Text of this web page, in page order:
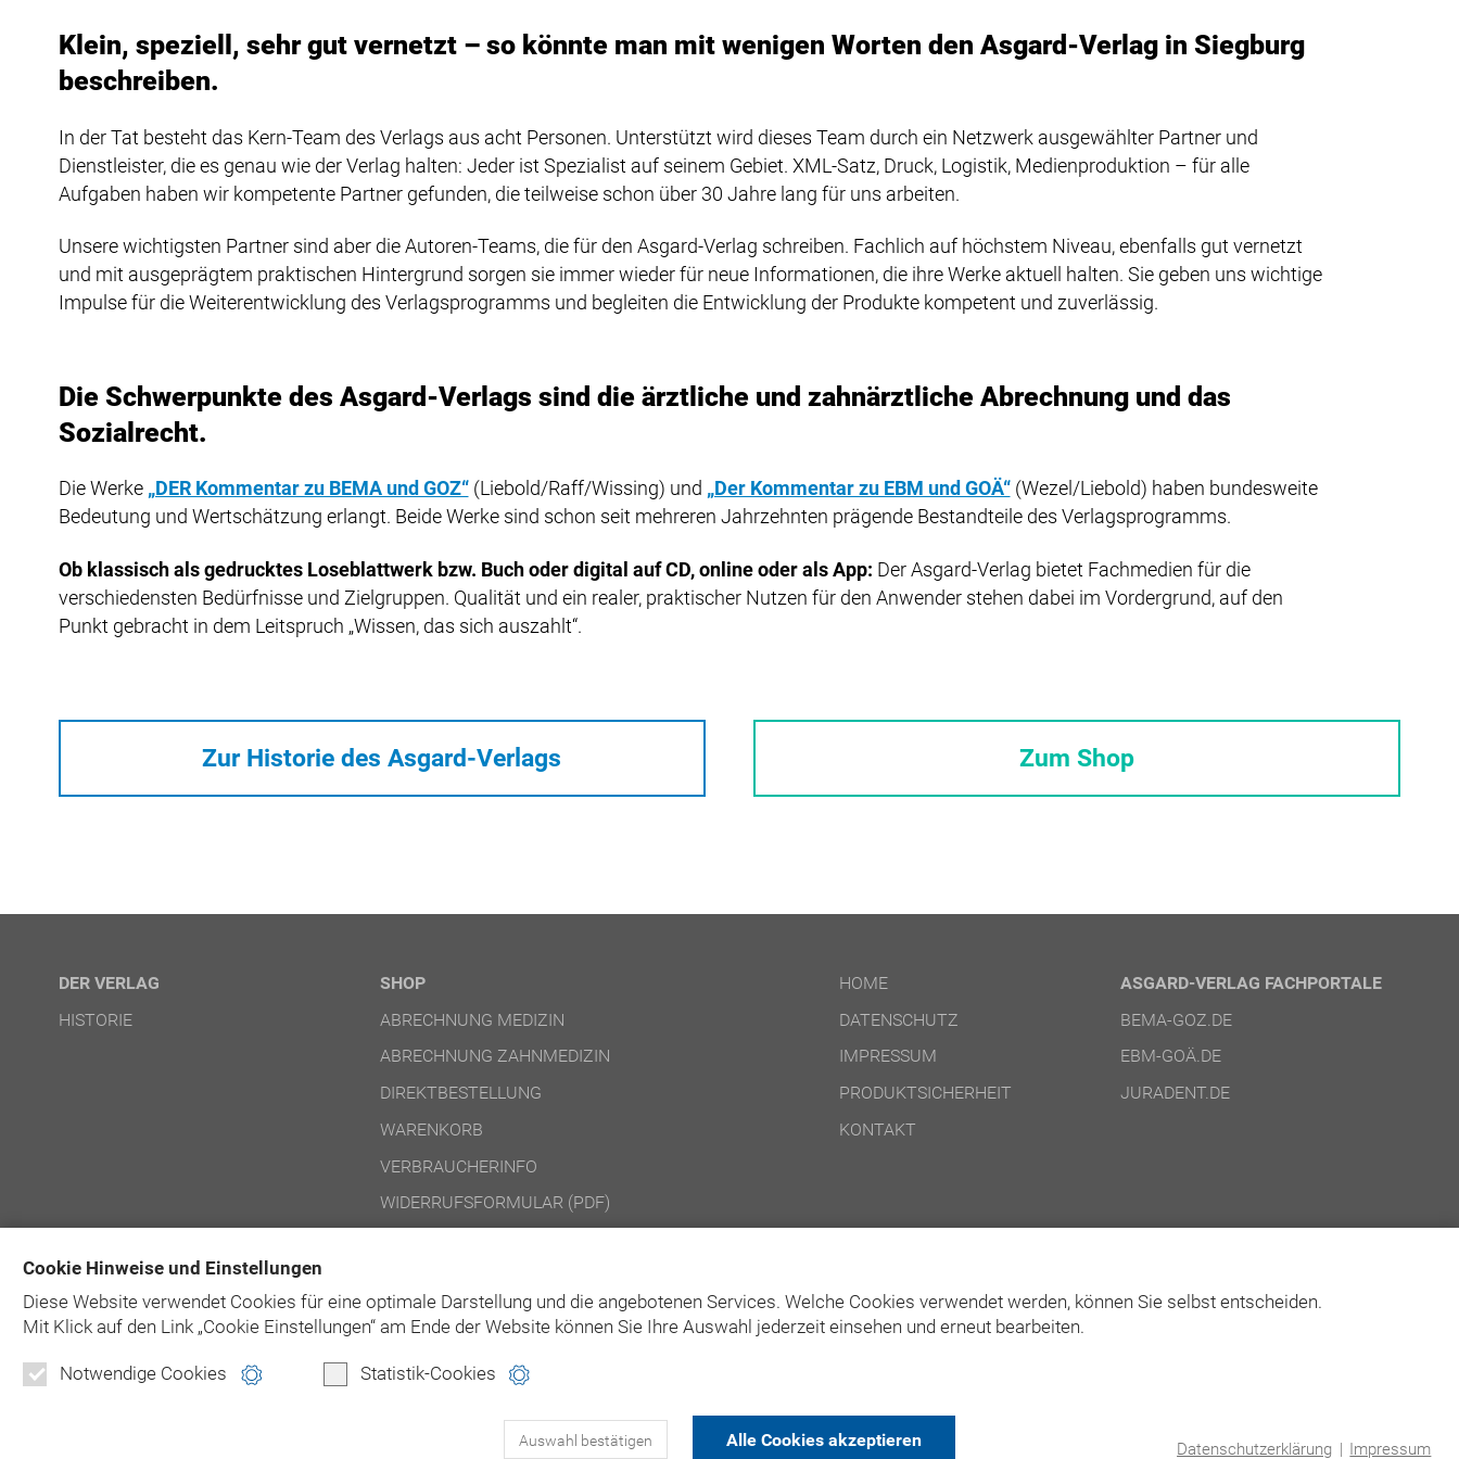
Cookie Hinweise und Einstellungen
Diese Website verwendet Cookies für eine optimale Darstellung und die angebotenen Services. Welche Cookies verwendet werden, können Sie selbst entscheiden.
Mit Klick auf den Link „Cookie Einstellungen“ am Ende der Website können Sie Ihre Auswahl jederzeit einsehen und erneut bearbeiten.
Notwendige Cookies Statistik-Cookies
Auswahl bestätigen Alle Cookies akzeptieren Datenschutzerklärung | Impressum
Klein, speziell, sehr gut vernetzt – so könnte man mit wenigen Worten den Asgard-Verlag in Siegburg
beschreiben.
In der Tat besteht das Kern-Team des Verlags aus acht Personen. Unterstützt wird dieses Team durch ein Netzwerk ausgewählter Partner und
Dienstleister, die es genau wie der Verlag halten: Jeder ist Spezialist auf seinem Gebiet. XML-Satz, Druck, Logistik, Medienproduktion – für alle
Aufgaben haben wir kompetente Partner gefunden, die teilweise schon über 30 Jahre lang für uns arbeiten.
Unsere wichtigsten Partner sind aber die Autoren-Teams, die für den Asgard-Verlag schreiben. Fachlich auf höchstem Niveau, ebenfalls gut vernetzt
und mit ausgeprägtem praktischen Hintergrund sorgen sie immer wieder für neue Informationen, die ihre Werke aktuell halten. Sie geben uns wichtige
Impulse für die Weiterentwicklung des Verlagsprogramms und begleiten die Entwicklung der Produkte kompetent und zuverlässig.
Die Schwerpunkte des Asgard-Verlags sind die ärztliche und zahnärztliche Abrechnung und das
Sozialrecht.
Die Werke „DER Kommentar zu BEMA und GOZ“(Liebold/Raff/Wissing) und „Der Kommentar zu EBM und GOÄ“(Wezel/Liebold) haben bundesweite
Bedeutung und Wertschätzung erlangt. Beide Werke sind schon seit mehreren Jahrzehnten prägende Bestandteile des Verlagsprogramms.
Ob klassisch als gedrucktes Loseblattwerk bzw. Buch oder digital auf CD, online oder als App: Der Asgard-Verlag bietet Fachmedien für die
verschiedensten Bedürfnisse und Zielgruppen. Qualität und ein realer, praktischer Nutzen für den Anwender stehen dabei im Vordergrund, auf den
Punkt gebracht in dem Leitspruch „Wissen, das sich auszahlt“.
Zur Historie des Asgard-Verlags Zum Shop
DER VERLAG
HISTORIE
SHOP
ABRECHNUNG MEDIZIN
ABRECHNUNG ZAHNMEDIZIN
DIREKTBESTELLUNG
WARENKORB
VERBRAUCHERINFO
WIDERRUFSFORMULAR (PDF)
HOME
DATENSCHUTZ
IMPRESSUM
PRODUKTSICHERHEIT
KONTAKT
ASGARD-VERLAG FACHPORTALE
BEMA-GOZ.DE
EBM-GOÄ.DE
JURADENT.DE